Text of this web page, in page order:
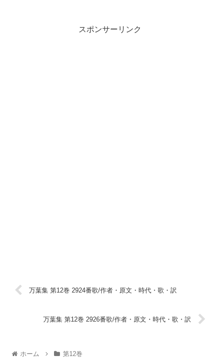
スポンサーリンク
万葉集 第12巻 2924番歌/作者・原文・時代・歌・訳
万葉集 第12巻 2926番歌/作者・原文・時代・歌・訳
ホーム 第12巻